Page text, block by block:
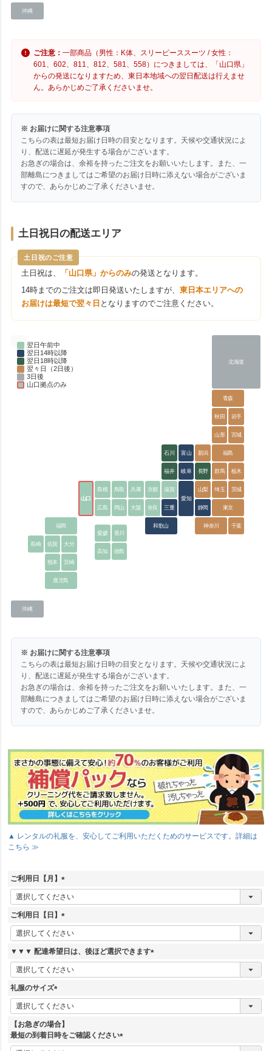
沖縄
ご注意：一部商品（男性：K体、スリーピーススーツ / 女性：
601、602、811、812、581、558）につきましては、「山口県」
からの発送になりますため、東日本地域への翌日配送は行えませ
ん。あらかじめご了承くださいませ。
※ お届けに関する注意事項
こちらの表は最短お届け日時の目安となります。天候や交通状況によ
り、配送に遅延が発生する場合がございます。
お急ぎの場合は、余裕を持ったご注文をお願いいたします。また、一
部離島につきましてはご希望のお届け日時に添えない場合がございま
すので、あらかじめご了承くださいませ。
土日祝日の配送エリア
土日祝のご注意
土日祝は、 「山口県」からのみの発送となります。
14時までのご注文は即日発送いたしますが、東日本エリアへの
お届けは最短で翌々日 となりますのでご注意ください。
翌日午前中
翌日14時以降
翌日18時以降
翌々日（2日後）
3日後
山口拠点のみ
北海道
青森
秋田 岩手
山形 宮城
福島
新潟
群馬 栃木
埼玉 茨城
東京
神奈川 千葉
山梨
石川
福井 長野
富山
岐阜
愛知
静岡
三重
和歌山
山口
島根 鳥取
広島 岡山
兵庫 京都 滋賀
大阪 奈良
香川
愛媛
徳島
高知
福岡
佐賀 大分
熊本
長崎
宮崎
鹿児島
沖縄
※ お届けに関する注意事項
こちらの表は最短お届け日時の目安となります。天候や交通状況によ
り、配送に遅延が発生する場合がございます。
お急ぎの場合は、余裕を持ったご注文をお願いいたします。また、一
部離島につきましてはご希望のお届け日時に添えない場合がございま
すので、あらかじめご了承くださいませ。
▲ レンタルの礼服を、安心してご利用いただくためのサービスです。詳細は
こちら ≫
ご利用日【月】
(
必
須
)
ご利用日【日】
(
必
須
)
▼▼▼ 配達希望日は、後ほど選択できます
(
必
)
礼服のサイズ
(
必
須
)
【お急ぎの場合】
最短の到着日時をご確認ください
(